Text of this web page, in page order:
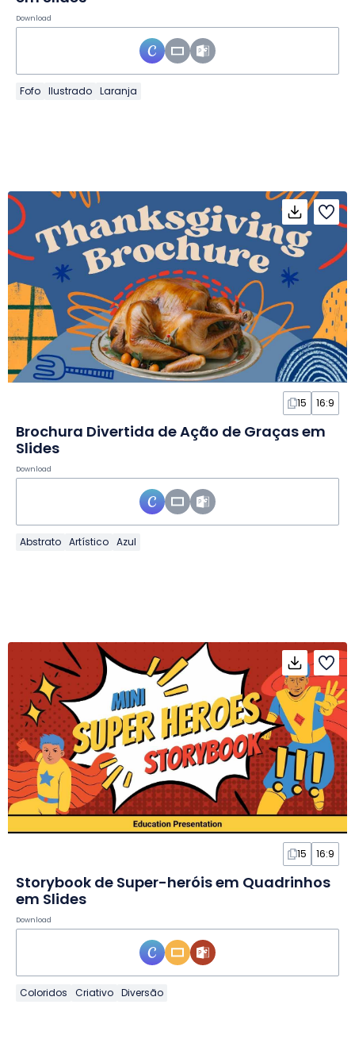
Download
Fofo Ilustrado Laranja
15 16:9
Brochura Divertida de Ação de Graças em
Slides
Download
Abstrato Artístico Azul
15 16:9
Storybook de Super-heróis em Quadrinhos
em Slides
Download
Coloridos Criativo Diversão